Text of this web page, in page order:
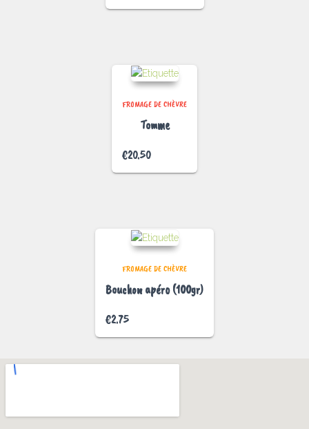
FROMAGE DE CHÈVRE
Tomme
€20.50
FROMAGE DE CHÈVRE
Bouchon apéro (100gr)
€2.75